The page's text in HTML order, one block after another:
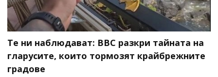
Те ни наблюдават: BBC разкри тайната на
гларусите, които тормозят крайбрежните
градове